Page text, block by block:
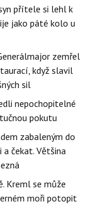
přítele si lehl k
jako páté kolo u
zemřel
když slavil
sil
nepochopitelné
pokutu
zabaleným do
čekat. Většina
Kreml se může
moři potopit